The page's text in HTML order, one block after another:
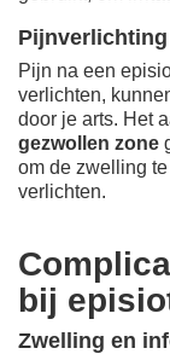
Pijn na een
verlichten,
door je arts. Het
gezwollen zone
om de zwelling
verlichten.
bij
Zwelling en